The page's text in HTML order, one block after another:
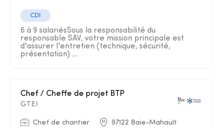
CDI
6 à 9 salariésSous la responsabilité du
responsable SAV, votre mission principale est
d'assurer l'entretien (technique, sécurité,
présentation) ...
Chef / Cheffe de projet BTP
GTEI
Chef de chantier 97122 Baie-Mahault